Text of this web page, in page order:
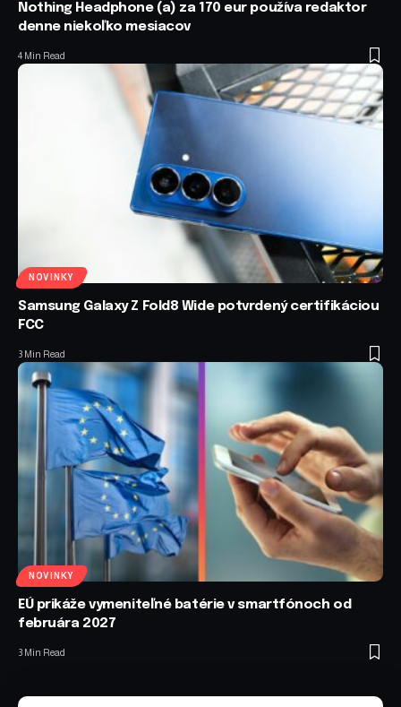
Nothing Headphone (a) za 170 eur používa redaktor
denne niekoľko mesiacov
4 Min Read
NOVINKY
Samsung Galaxy Z Fold8 Wide potvrdený certifikáciou
FCC
3 Min Read
NOVINKY
EÚ prikáže vymeniteľné batérie v smartfónoch od
februára 2027
3 Min Read